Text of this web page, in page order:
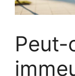
Peut-